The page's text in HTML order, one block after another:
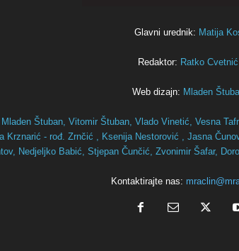
Glavni urednik: Matija
Redaktor: Ratko Cvetnić
Web dizajn: Mladen
Mladen Štuban, Vitomir Štuban, Vlado Vinetić, Vesna
Krznarić - rođ. Zrnčić , Ksenija Nestorović , Jasna
Nedjeljko Babić, Stjepan Čunčić, Zvonimir Šafar,
Kontaktirajte nas: